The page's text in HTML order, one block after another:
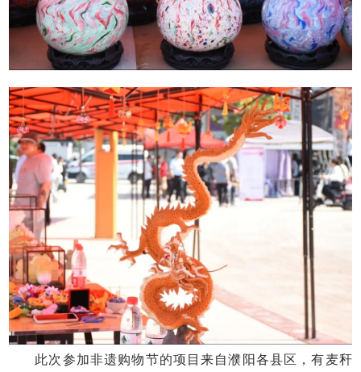
此次参加非遗购物节的项目来自濮阳各县区，有麦秆